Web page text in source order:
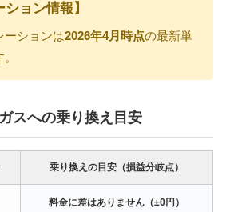
ション情報】
ーションは2026年4月時点の最新単
スへの乗り換え目安
乗り換えの目安（損益分岐点）
料金に差はありません（±0円）